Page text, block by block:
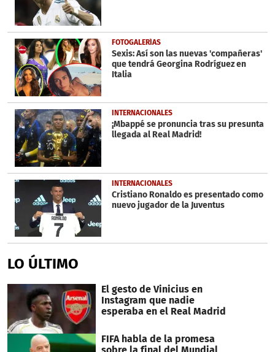
FOTOGALERÍAS
Sexis: Así son las nuevas 'compañeras'
que tendrá Georgina Rodríguez en
Italia
INTERNACIONALES
¡Mbappé se pronuncia tras su presunta
llegada al Real Madrid!
INTERNACIONALES
Cristiano Ronaldo es presentado como
nuevo jugador de la Juventus
LO ÚLTIMO
El gesto de Vinicius en
Instagram que nadie
esperaba en el Real Madrid
FIFA habla de la promesa